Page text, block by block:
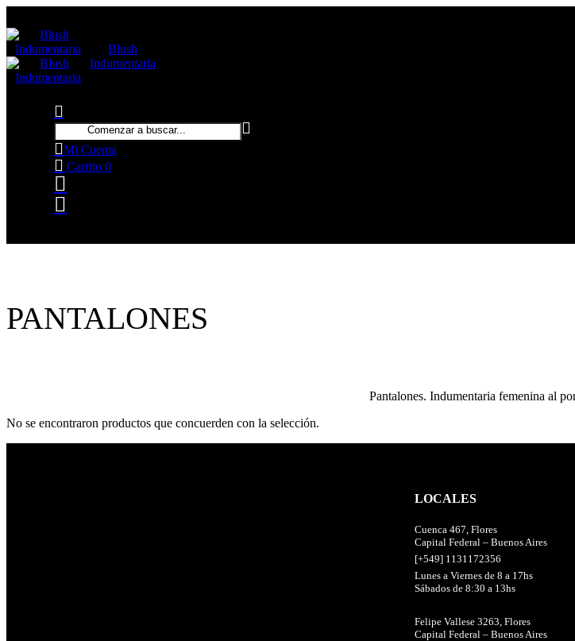
Blush
Indumentaria
Mi Cuenta
Carrito 0
PANTALONES
Pantalones. Indumentaria femenina al
No se encontraron productos que concuerden con la selección.
LOCALES
Cuenca 467, Flores
Capital Federal – Buenos Aires
[+549] 1131172356
Lunes a Viernes de 8 a 17hs
Sábados de 8:30 a 13hs
Felipe Vallese 3263, Flores
Capital Federal – Buenos Aires